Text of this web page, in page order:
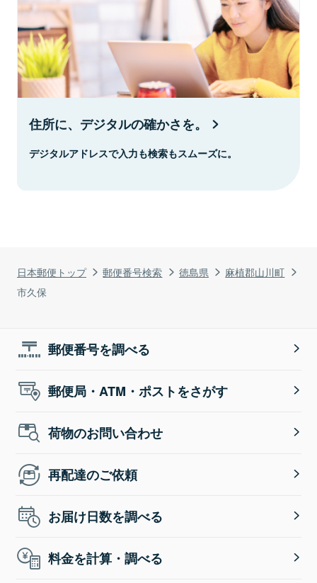
日本郵便トップ 郵便番号検索 徳島県
麻植郡山川町
市久保
住所に、デジタルの確かさを。
デジタルアドレスで入力も検索もスムーズに。
郵便番号を調べる
郵便局・ATM・ポストをさがす
荷物のお問い合わせ
再配達のご依頼
お届け日数を調べる
料金を計算・調べる